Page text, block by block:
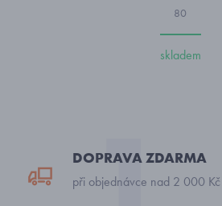
80
skladem
DOPRAVA ZDARMA
při objednávce nad 2 000